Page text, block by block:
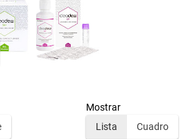
Mostrar
Lista
Cuadro